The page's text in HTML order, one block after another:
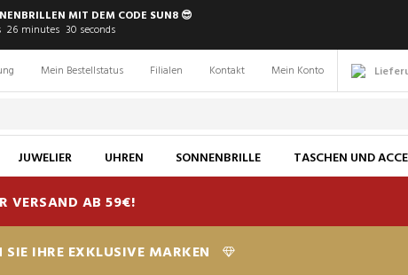
MIT DEM CODE SUN8 😎
26 minutes 29 seconds
Mein Bestellstatus Filialen Kontakt Mein Konto
JUWELIER UHREN SONNENBRILLE TASCHEN UND
VERSAND AB 59€!
SIE IHRE EXKLUSIVE MARKEN